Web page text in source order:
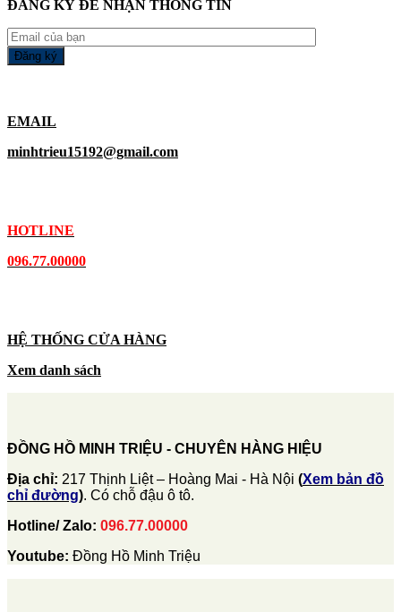
ĐĂNG KÝ ĐỂ NHẬN THÔNG TIN
EMAIL
minhtrieu15192@gmail.com
HOTLINE
096.77.00000
HỆ THỐNG CỬA HÀNG
Xem danh sách
ĐỒNG HỒ MINH TRIỆU - CHUYÊN HÀNG HIỆU
Địa chỉ: 217 Thịnh Liệt – Hoàng Mai - Hà Nội (Xem bản đồ
chỉ đường). Có chỗ đậu ô tô.
Hotline/ Zalo: 096.77.00000
Youtube: Đồng Hồ Minh Triệu